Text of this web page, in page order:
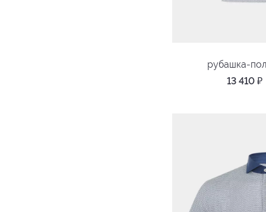
рубашка-
13 410 ₽